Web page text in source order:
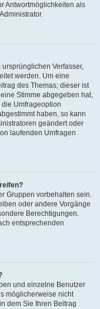
Antwortmöglichkeiten als
Verfasser,
werden. Um eine
des Themas; dieser ist
Stimme abgegeben hat,
Umfrageoption
haben, so kann
geändert oder
laufenden Umfragen
Gruppen vorbehalten sein.
oder andere Vorgänge
Berechtigungen.
entsprechenden
und einzelne Benutzer
möglicherweise nicht
dem Sie Ihren Beitrag